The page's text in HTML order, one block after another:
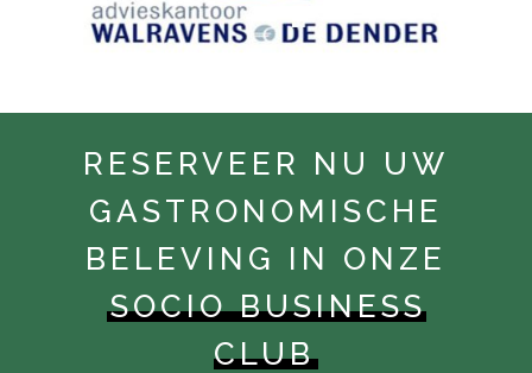
RESERVEER NU UW
GASTRONOMISCHE
BELEVING IN ONZE
SOCIO BUSINESS
CLUB